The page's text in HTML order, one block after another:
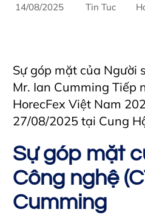
14/08/2025 Tin Tuc
Sự góp mặt của Người
Mr. Ian Cumming Tiếp
HorecFex Việt Nam
27/08/2025 tại Cung
Sự góp mặt
Công nghệ
Cumming